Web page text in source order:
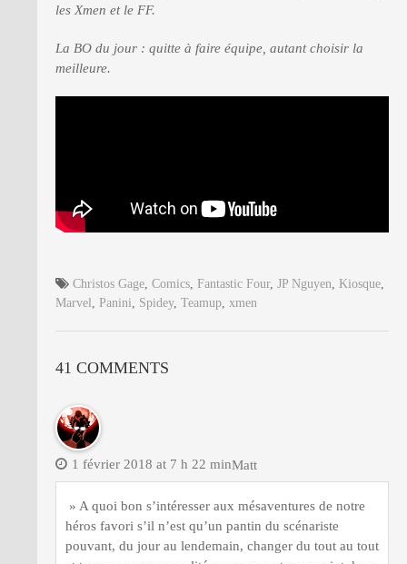
les Xmen et le FF.
La BO du jour : quitte à faire équipe, autant choisir la
meilleure.
Christos Gage, Comics, Fantastic Four, JP Nguyen, Kiosque,
Marvel , Panini, Spidey, Teamup, xmen
41 COMMENTS
Matt
1 février 2018 at 7 h 22 min
» A quoi bon s’intéresser aux mésaventures de notre
héros favori s’il n’est qu’un pantin du scénariste
pouvant, du jour au lendemain, changer du tout au tout